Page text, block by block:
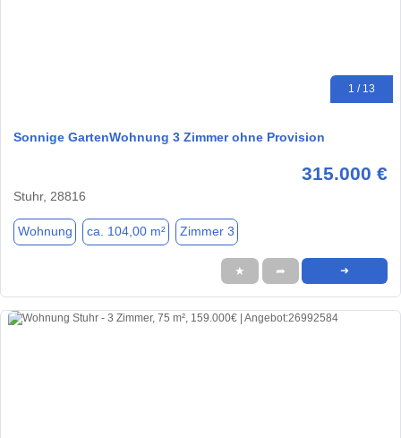
1 / 13
Sonnige GartenWohnung 3 Zimmer ohne Provision
315.000 €
Stuhr, 28816
Wohnung ca. 104,00 m² Zimmer 3
★ ➦ ➜